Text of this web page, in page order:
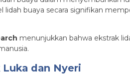
lidah buaya secara signifikan
menunjukkan bahwa ekstrak
dan Nyeri